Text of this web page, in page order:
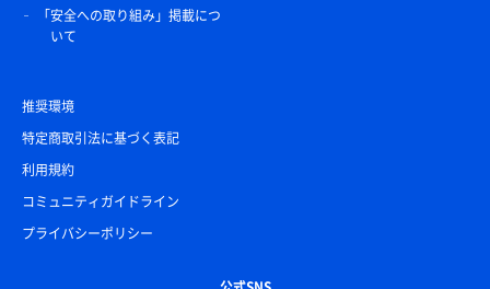
「安全への取り組み」掲載につ
いて
推奨環境
特定商取引法に基づく表記
利用規約
コミュニティガイドライン
プライバシーポリシー